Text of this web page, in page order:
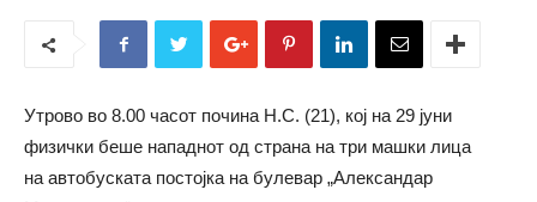
Утрово во 8.00 часот почина Н.С. (21), кој на 29 јуни
физички беше нападнот од страна на три машки лица
на автобуската постојка на булевар „Александар